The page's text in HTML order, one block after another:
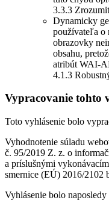
3.3.3
Dynamicky
používateľa o
obrazovky
obsahu,
atribút WAI-
4.1.3
Vypracovanie tohto
Toto vyhlásenie bolo
Vyhodnotenie súladu
č. 95/2019 Z. z. o
a príslušnými
smernice (EÚ) 2016/2102
Vyhlásenie bolo